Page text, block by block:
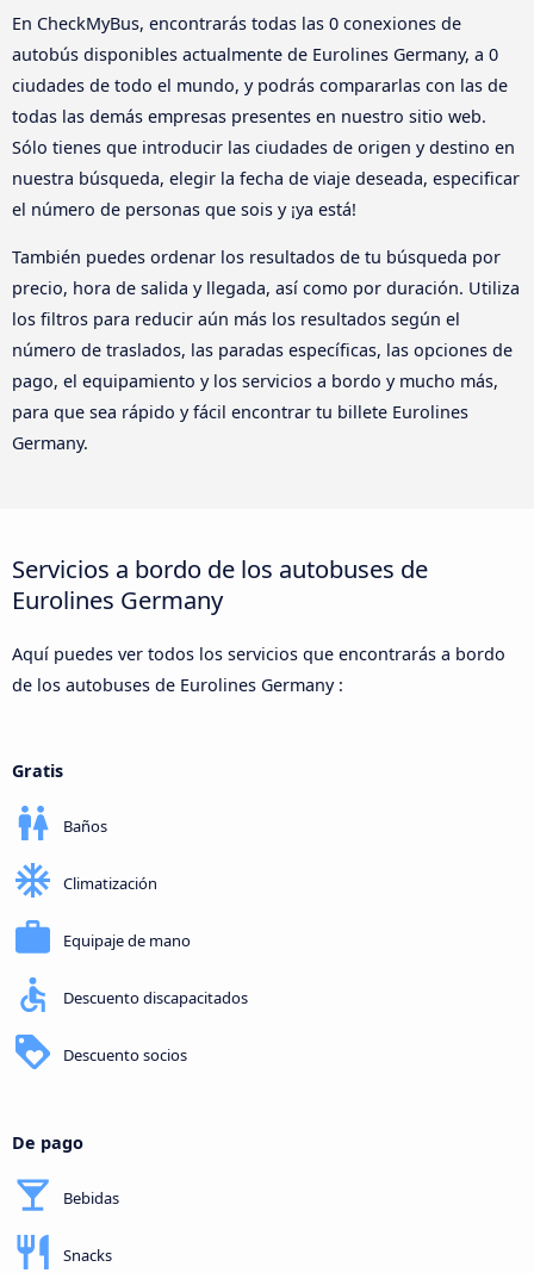
En CheckMyBus, encontrarás todas las 0 conexiones de
autobús disponibles actualmente de Eurolines Germany, a 0
ciudades de todo el mundo, y podrás compararlas con las de
todas las demás empresas presentes en nuestro sitio web.
Sólo tienes que introducir las ciudades de origen y destino en
nuestra búsqueda, elegir la fecha de viaje deseada, especificar
el número de personas que sois y ¡ya está!
También puedes ordenar los resultados de tu búsqueda por
precio, hora de salida y llegada, así como por duración. Utiliza
los filtros para reducir aún más los resultados según el
número de traslados, las paradas específicas, las opciones de
pago, el equipamiento y los servicios a bordo y mucho más,
para que sea rápido y fácil encontrar tu billete Eurolines
Germany.
Servicios a bordo de los autobuses de
Eurolines Germany
Aquí puedes ver todos los servicios que encontrarás a bordo
de los autobuses de Eurolines Germany :
Gratis
Baños
Climatización
Equipaje de mano
Descuento discapacitados
Descuento socios
De pago
Bebidas
Snacks